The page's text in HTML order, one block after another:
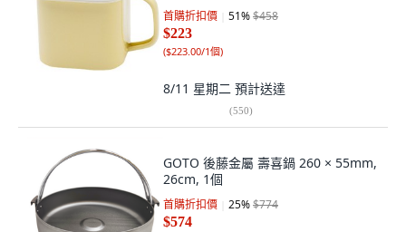
首購折扣價 51%$458
$223
($223.00/1個)
8/11 星期二 預計送達
(550)
GOTO 後藤金屬 壽喜鍋 260 × 55mm,
26cm, 1個
首購折扣價 25%$774
$574